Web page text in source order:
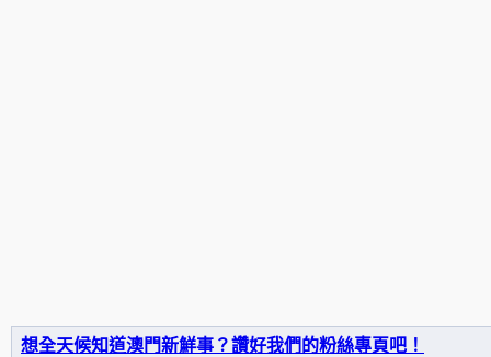
想全天候知道澳門新鮮事？讚好我們的粉絲專頁吧！